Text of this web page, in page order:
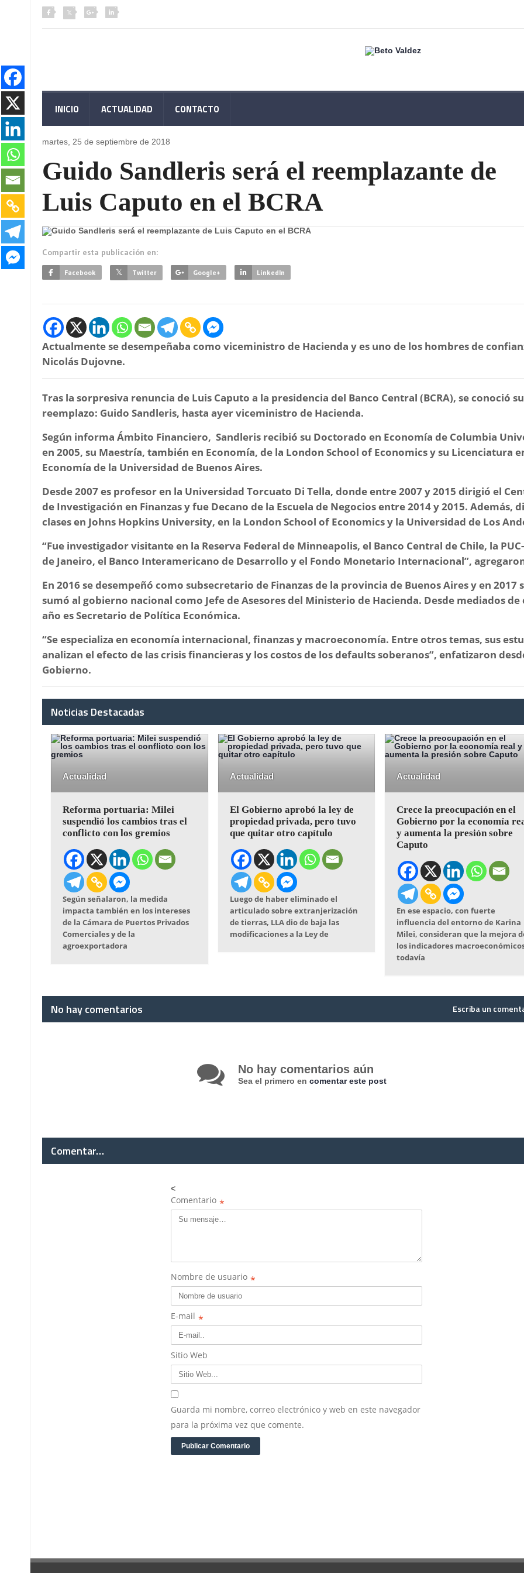
INICIO ACTUALIDAD CONTACTO
martes, 25 de septiembre de 2018
Guido Sandleris será el reemplazante de
Luis Caputo en el BCRA
Compartir esta publicación en:
Facebook Twitter Google+ LinkedIn
Actualmente se desempeñaba como viceministro de Hacienda y es uno de los hombres de
Nicolás Dujovne.
Tras la sorpresiva renuncia de Luis Caputo a la presidencia del Banco Central (BCRA), se conoció su
reemplazo: Guido Sandleris, hasta ayer viceministro de Hacienda.
Según informa Ámbito Financiero, Sandleris recibió su Doctorado en Economía de Columbia
en 2005, su Maestría, también en Economía, de la London School of Economics y su Licenciatura
Economía de la Universidad de Buenos Aires.
Desde 2007 es profesor en la Universidad Torcuato Di Tella, donde entre 2007 y 2015 dirigió el
de Investigación en Finanzas y fue Decano de la Escuela de Negocios entre 2014 y 2015. Además,
clases en Johns Hopkins University, en la London School of Economics y la Universidad de Los
“Fue investigador visitante en la Reserva Federal de Minneapolis, el Banco Central de Chile, la
de Janeiro, el Banco Interamericano de Desarrollo y el Fondo Monetario Internacional”,
En 2016 se desempeñó como subsecretario de Finanzas de la provincia de Buenos Aires y en 2017
sumó al gobierno nacional como Jefe de Asesores del Ministerio de Hacienda. Desde mediados de
año es Secretario de Política Económica.
“Se especializa en economía internacional, finanzas y macroeconomía. Entre otros temas, sus
analizan el efecto de las crisis financieras y los costos de los defaults soberanos”, enfatizaron
Gobierno.
Noticias Destacadas
Actualidad
Reforma portuaria: Milei
suspendió los cambios tras el
conflicto con los gremios
Según señalaron, la medida
impacta también en los intereses
de la Cámara de Puertos Privados
Comerciales y de la
agroexportadora
Actualidad
El Gobierno aprobó la ley de
propiedad privada, pero tuvo
que quitar otro capítulo
Luego de haber eliminado el
articulado sobre extranjerización
de tierras, LLA dio de baja las
modificaciones a la Ley de
Actualidad
Crece la preocupación en el
Gobierno por la economía
y aumenta la presión sobre
Caputo
En ese espacio, con fuerte
influencia del entorno de Karina
Milei, consideran que la mejora
los indicadores
todavía
No hay comentarios Escriba un
No hay comentarios aún
Sea el primero en comentar este post
Comentar…
<
Comentario *
Nombre de usuario *
E-mail *
Sitio Web
Guarda mi nombre, correo electrónico y web en este navegador
para la próxima vez que comente.